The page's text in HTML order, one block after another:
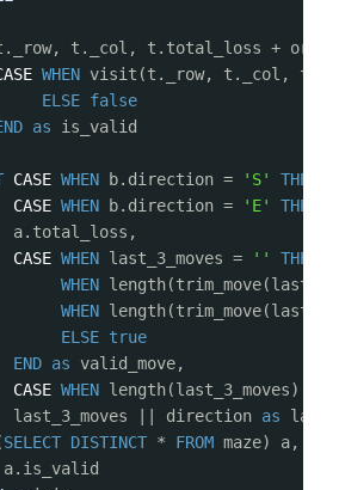
t._col, t.total_loss +
WHEN visit(t._row, t._col,
ELSE false
as
is_valid
CASE WHEN b.direction = 'S' THEN
CASE WHEN b.direction = 'E' THEN
a.total_loss,
CASE WHEN last_3_moves = '' THEN
WHEN
WHEN
ELSE true
END as
valid_move,
CASE WHEN length(last_3_moves) <
last_3_moves || direction as
SELECT DISTINCT * FROM maze) a, (
a.is_valid